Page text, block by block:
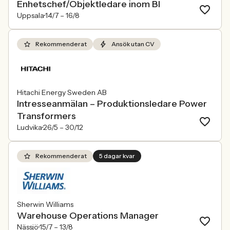
Enhetschef/Objektledare inom BI
Uppsala14/7 – 16/8
Rekommenderat Ansök utan CV
Hitachi Energy Sweden AB
Intresseanmälan – Produktionsledare Power
Transformers
Ludvika26/5 – 30/12
Rekommenderat 5 dagar kvar
Sherwin Williams
Warehouse Operations Manager
Nässjö15/7 – 13/8